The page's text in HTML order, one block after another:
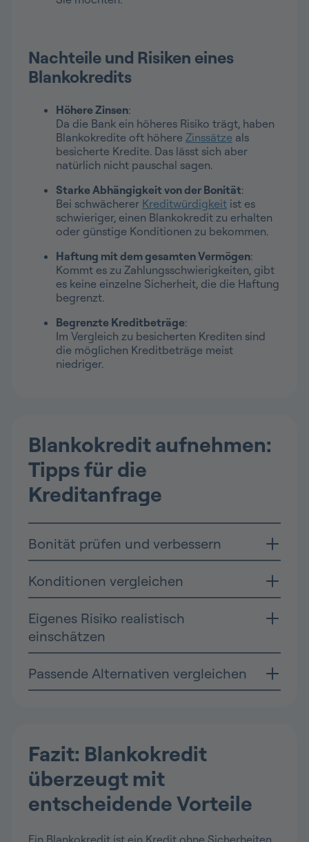
Nachteile und Risiken eines
Blankokredits
Höhere Zinsen:
Da die Bank ein höheres Risiko trägt, haben
Blankokredite oft höhere Zinssätze als
besicherte Kredite. Das lässt sich aber
natürlich nicht pauschal sagen.
Starke Abhängigkeit von der Bonität:
Bei schwächerer Kreditwürdigkeit ist es
schwieriger, einen Blankokredit zu erhalten
oder günstige Konditionen zu bekommen.
Haftung mit dem gesamten Vermögen:
Kommt es zu Zahlungsschwierigkeiten, gibt
es keine einzelne Sicherheit, die die Haftung
begrenzt.
Begrenzte Kreditbeträge:
Im Vergleich zu besicherten Krediten sind
die möglichen Kreditbeträge meist
niedriger.
Blankokredit aufnehmen:
Tipps für die
Kreditanfrage
Bonität prüfen und verbessern
Konditionen vergleichen
Eigenes Risiko realistisch
einschätzen
Passende Alternativen vergleichen
Fazit: Blankokredit
überzeugt mit
entscheidende Vorteile
Ein Blankokredit ist ein Kredit ohne Sicherheiten,